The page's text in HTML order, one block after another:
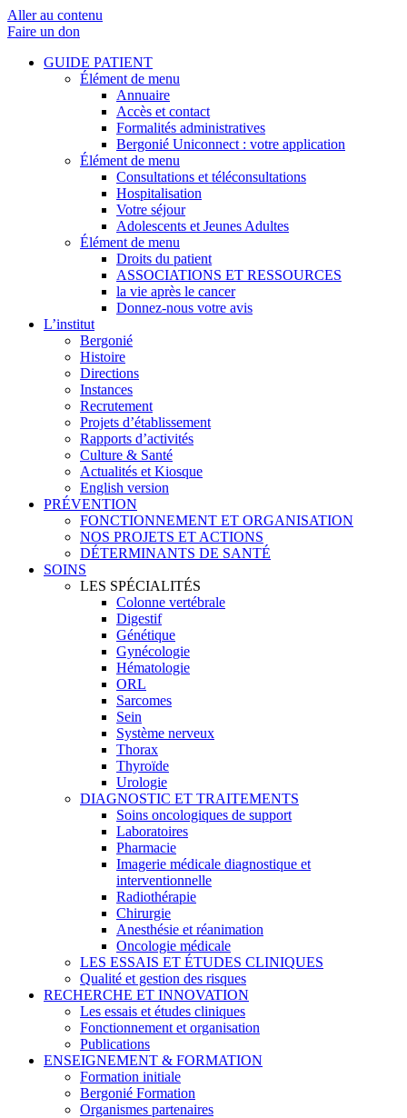
Aller au contenu
Faire un don
GUIDE PATIENT
Élément de menu
Annuaire
Accès et contact
Formalités administratives
Bergonié Uniconnect : votre application
Élément de menu
Consultations et téléconsultations
Hospitalisation
Votre séjour
Adolescents et Jeunes Adultes
Élément de menu
Droits du patient
ASSOCIATIONS ET RESSOURCES
la vie après le cancer
Donnez-nous votre avis
L’institut
Bergonié
Histoire
Directions
Instances
Recrutement
Projets d’établissement
Rapports d’activités
Culture & Santé
Actualités et Kiosque
English version
PRÉVENTION
FONCTIONNEMENT ET ORGANISATION
NOS PROJETS ET ACTIONS
DÉTERMINANTS DE SANTÉ
SOINS
LES SPÉCIALITÉS
Colonne vertébrale
Digestif
Génétique
Gynécologie
Hématologie
ORL
Sarcomes
Sein
Système nerveux
Thorax
Thyroïde
Urologie
DIAGNOSTIC ET TRAITEMENTS
Soins oncologiques de support
Laboratoires
Pharmacie
Imagerie médicale diagnostique et
interventionnelle
Radiothérapie
Chirurgie
Anesthésie et réanimation
Oncologie médicale
LES ESSAIS ET ÉTUDES CLINIQUES
Qualité et gestion des risques
RECHERCHE ET INNOVATION
Les essais et études cliniques
Fonctionnement et organisation
Publications
ENSEIGNEMENT & FORMATION
Formation initiale
Bergonié Formation
Organismes partenaires